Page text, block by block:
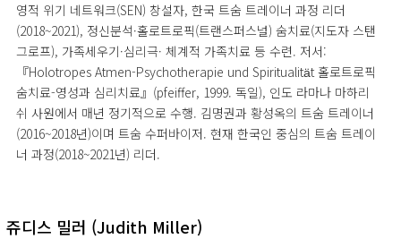
영적 위기 네트워크(SEN) 창설자, 한국 트숨 트레이너 과정 리더
(2018~2021), 정신분석·홀로트로픽(트랜스퍼스널) 숨치료(지도자 스탠
그로프), 가족세우기·심리극· 체계적 가족치료 등 수련. 저서:
『Holotropes Atmen-Psychotherapie und Spiritualitӓt 홀로트로픽
숨치료-영성과 심리치료』(pfeiffer, 1999. 독일), 인도 라마나 마하리
쉬 사원에서 매년 정기적으로 수행. 김명권과 황성옥의 트숨 트레이너
(2016~2018년)이며 트숨 수퍼바이저. 현재 한국인 중심의 트숨 트레이
너 과정(2018~2021년) 리더.
쥬디스 밀러 (Judith Miller)